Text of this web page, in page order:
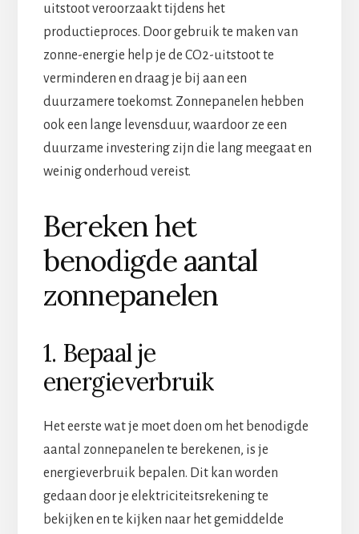
uitstoot veroorzaakt tijdens het
productieproces. Door gebruik te maken van
zonne-energie help je de CO2-uitstoot te
verminderen en draag je bij aan een
duurzamere toekomst. Zonnepanelen hebben
ook een lange levensduur, waardoor ze een
duurzame investering zijn die lang meegaat en
weinig onderhoud vereist.
Bereken het
benodigde aantal
zonnepanelen
1. Bepaal je
energieverbruik
Het eerste wat je moet doen om het benodigde
aantal zonnepanelen te berekenen, is je
energieverbruik bepalen. Dit kan worden
gedaan door je elektriciteitsrekening te
bekijken en te kijken naar het gemiddelde